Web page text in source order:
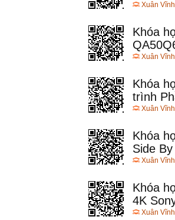
Xuân Vĩnh
Khóa
Xuân Vĩnh
Khóa
trình
Xuân Vĩnh
Khóa
Side
Xuân Vĩnh
Khóa
4K
Xuân Vĩnh